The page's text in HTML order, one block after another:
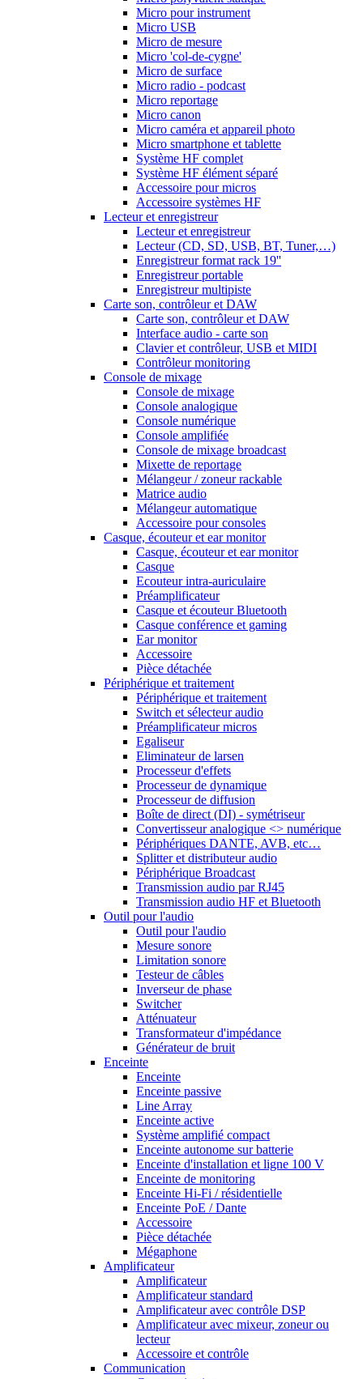
Micro pour instrument
Micro USB
Micro de mesure
Micro 'col-de-cygne'
Micro de surface
Micro radio - podcast
Micro reportage
Micro canon
Micro caméra et appareil photo
Micro smartphone et tablette
Système HF complet
Système HF élément séparé
Accessoire pour micros
Accessoire systèmes HF
Lecteur et enregistreur
Lecteur et enregistreur
Lecteur (CD, SD, USB, BT, Tuner,…)
Enregistreur format rack 19''
Enregistreur portable
Enregistreur multipiste
Carte son, contrôleur et DAW
Carte son, contrôleur et DAW
Interface audio - carte son
Clavier et contrôleur, USB et MIDI
Contrôleur monitoring
Console de mixage
Console de mixage
Console analogique
Console numérique
Console amplifiée
Console de mixage broadcast
Mixette de reportage
Mélangeur / zoneur rackable
Matrice audio
Mélangeur automatique
Accessoire pour consoles
Casque, écouteur et ear monitor
Casque, écouteur et ear monitor
Casque
Ecouteur intra-auriculaire
Préamplificateur
Casque et écouteur Bluetooth
Casque conférence et gaming
Ear monitor
Accessoire
Pièce détachée
Périphérique et traitement
Périphérique et traitement
Switch et sélecteur audio
Préamplificateur micros
Egaliseur
Eliminateur de larsen
Processeur d'effets
Processeur de dynamique
Processeur de diffusion
Boîte de direct (DI) - symétriseur
Convertisseur analogique <> numérique
Périphériques DANTE, AVB, etc…
Splitter et distributeur audio
Périphérique Broadcast
Transmission audio par RJ45
Transmission audio HF et Bluetooth
Outil pour l'audio
Outil pour l'audio
Mesure sonore
Limitation sonore
Testeur de câbles
Inverseur de phase
Switcher
Atténuateur
Transformateur d'impédance
Générateur de bruit
Enceinte
Enceinte
Enceinte passive
Line Array
Enceinte active
Système amplifié compact
Enceinte autonome sur batterie
Enceinte d'installation et ligne 100 V
Enceinte de monitoring
Enceinte Hi-Fi / résidentielle
Enceinte PoE / Dante
Accessoire
Pièce détachée
Mégaphone
Amplificateur
Amplificateur
Amplificateur standard
Amplificateur avec contrôle DSP
Amplificateur avec mixeur, zoneur ou
lecteur
Accessoire et contrôle
Communication